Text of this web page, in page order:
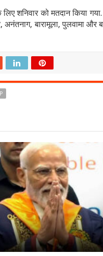
शनिवार को मतदान किया
बारामूला, पुलवामा और